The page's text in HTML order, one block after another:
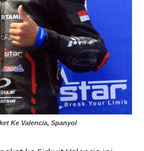
Ke Valencia, Spanyol